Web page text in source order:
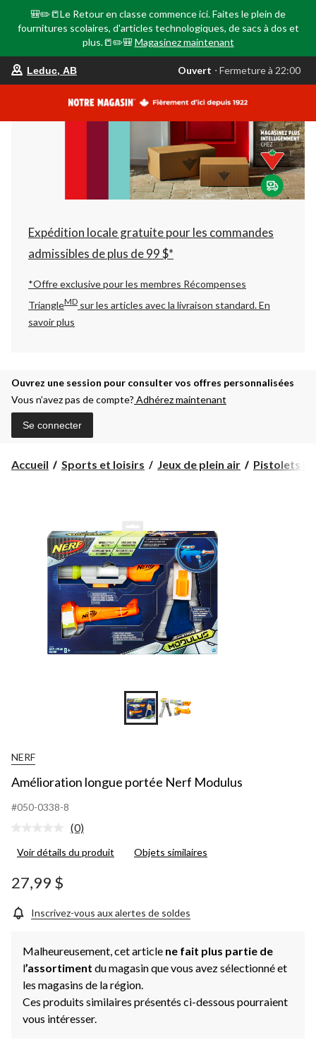
🎒✏️📒Le Retour en classe commence ici. Faites le plein de
fournitures scolaires, d'articles technologiques, de sacs à dos et
plus.📒✏️🎒 Magasinez maintenant
votre
est
AB,
Ouvert,
Fermeture
à
22:00
changer
Leduc, AB Ouvert ⋅ Fermeture à 22:00
Expédition locale gratuite pour les commandes
admissibles de plus de 99 $*
*Offre exclusive pour les membres Récompenses
TriangleMD sur les articles avec la livraison standard.En
savoir plus
Ouvrez une session pour consulter vos offres personnalisées
Vous n’avez pas de compte? Adhérez maintenant
Se connecter
Accueil Sports et loisirs Jeux de plein air Pistolets
NERF
Amélioration longue portée Nerf Modulus
#050-0338-8
Aucune
pour
la
même
(0)
Voir détails du produit Objets similaires
27,99 $
Inscrivez-vous aux alertes de soldes
Malheureusement, cet article ne fait plus partie de
l’assortiment du magasin que vous avez sélectionné et
les magasins de la région.
Ces produits similaires présentés ci-dessous pourraient
vous intéresser.